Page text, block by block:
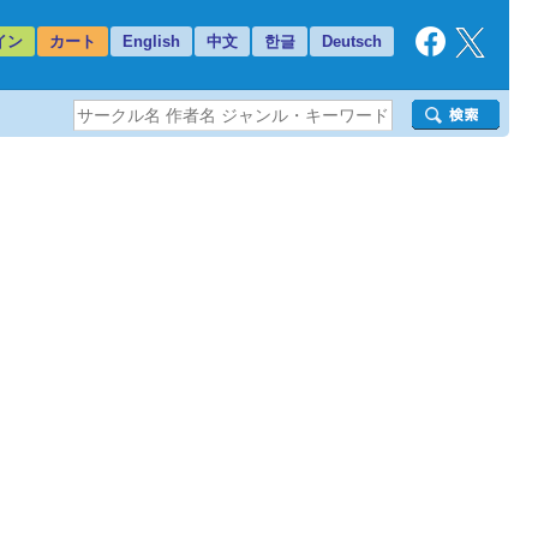
ン カート English 中文 한글 Deutsch